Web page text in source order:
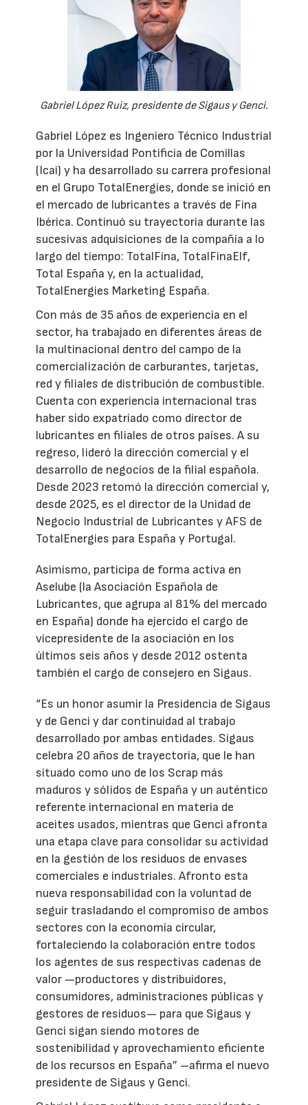
Gabriel López Ruiz, presidente de Sigaus y Genci.
Gabriel López es Ingeniero Técnico Industrial
por la Universidad Pontificia de Comillas
(Icai) y ha desarrollado su carrera profesional
en el Grupo TotalEnergies, donde se inició en
el mercado de lubricantes a través de Fina
Ibérica. Continuó su trayectoria durante las
sucesivas adquisiciones de la compañía a lo
largo del tiempo: TotalFina, TotalFinaElf,
Total España y, en la actualidad,
TotalEnergies Marketing España.
Con más de 35 años de experiencia en el
sector, ha trabajado en diferentes áreas de
la multinacional dentro del campo de la
comercialización de carburantes, tarjetas,
red y filiales de distribución de combustible.
Cuenta con experiencia internacional tras
haber sido expatriado como director de
lubricantes en filiales de otros países. A su
regreso, lideró la dirección comercial y el
desarrollo de negocios de la filial española.
Desde 2023 retomó la dirección comercial y,
desde 2025, es el director de la Unidad de
Negocio Industrial de Lubricantes y AFS de
TotalEnergies para España y Portugal.
Asimismo, participa de forma activa en
Aselube (la Asociación Española de
Lubricantes, que agrupa al 81% del mercado
en España) donde ha ejercido el cargo de
vicepresidente de la asociación en los
últimos seis años y desde 2012 ostenta
también el cargo de consejero en Sigaus.
“Es un honor asumir la Presidencia de Sigaus
y de Genci y dar continuidad al trabajo
desarrollado por ambas entidades. Sigaus
celebra 20 años de trayectoria, que le han
situado como uno de los Scrap más
maduros y sólidos de España y un auténtico
referente internacional en materia de
aceites usados, mientras que Genci afronta
una etapa clave para consolidar su actividad
en la gestión de los residuos de envases
comerciales e industriales. Afronto esta
nueva responsabilidad con la voluntad de
seguir trasladando el compromiso de ambos
sectores con la economía circular,
fortaleciendo la colaboración entre todos
los agentes de sus respectivas cadenas de
valor —productores y distribuidores,
consumidores, administraciones públicas y
gestores de residuos— para que Sigaus y
Genci sigan siendo motores de
sostenibilidad y aprovechamiento eficiente
de los recursos en España” –afirma el nuevo
presidente de Sigaus y Genci.